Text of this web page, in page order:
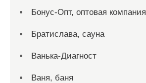
Бонус-Опт, оптовая компания
Братислава, сауна
Ванька-Диагност
Ваня, баня